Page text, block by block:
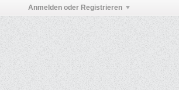
Anmelden oder Registrieren